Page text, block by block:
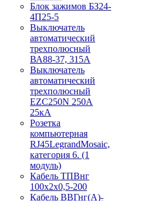
Блок зажимов БЗ24-
4П25-5
Выключатель
автоматический
трехполюсный
ВА88-37, 315А
Выключатель
автоматический
трехполюсный
EZC250N 250А
25кА
Розетка
компьютерная
RJ45LegrandMosaic,
категория 6. (1
модуль)
Кабель ТПВнг
100х2х0,5-200
Кабель ВВГнг(А)-